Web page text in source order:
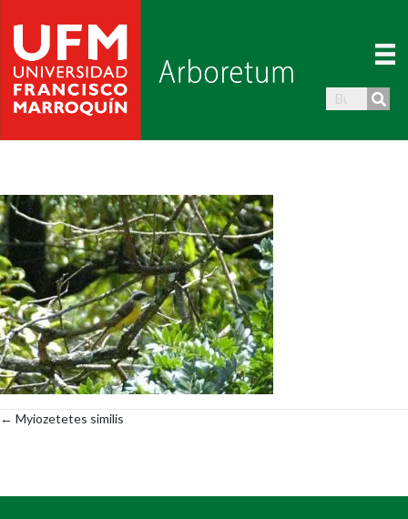
Posts
← Myiozetetes similis